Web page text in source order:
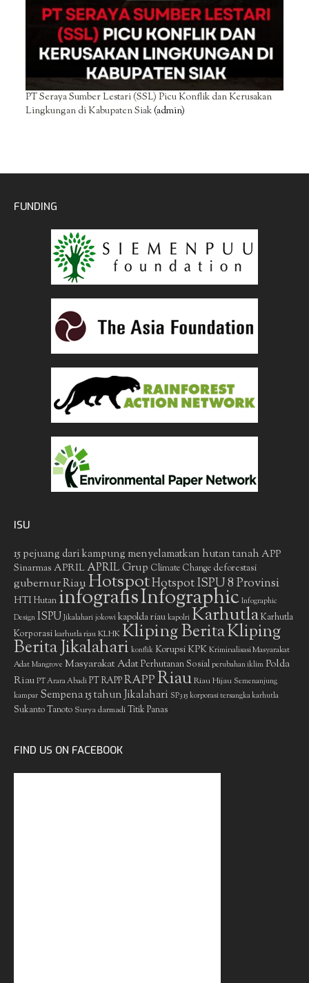
PT Seraya Sumber Lestari (SSL) Picu Konflik dan Kerusakan
Lingkungan di Kabupaten Siak(admin)
FUNDING
ISU
15 pejuang dari kampung menyelamatkan hutan tanah APP
Sinarmas APRIL APRIL Grup Climate Change deforestasi
gubernur RiauHotspotHotspot ISPU 8 Provinsi
HTIHutan infografisInfographic Infographic
Design ISPU Jikalahari jokowi kapolda riau kapolri KarhutlaKarhutla
Korporasikarhutla riauKLHKKliping BeritaKliping
Berita Jikalahari konflik Korupsi KPKKriminalisasi Masyarakat
Adat Mangrove Masyarakat AdatPerhutanan Sosial perubahan iklim Polda
Riau PT Arara Abadi PT RAPPRAPPRiauRiau Hijau Semenanjung
kampar Sempena 15 tahun Jikalahari SP3 15 korporasi tersangka karhutla
Sukanto Tanoto Surya darmadiTitik Panas
FIND US ON FACEBOOK